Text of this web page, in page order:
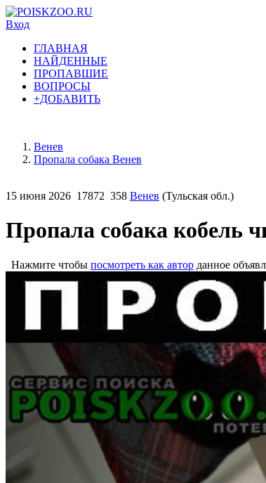
Вход
ГЛАВНАЯ
НАЙДЕННЫЕ
ПРОПАВШИЕ
ВОПРОСЫ
+ДОБАВИТЬ
Венев
Пропала собака Венев
15 июня 2026 17872 358 Венев (Тульская обл.)
Пропала собака кобель
Нажмите чтобы посмотреть как автор данное